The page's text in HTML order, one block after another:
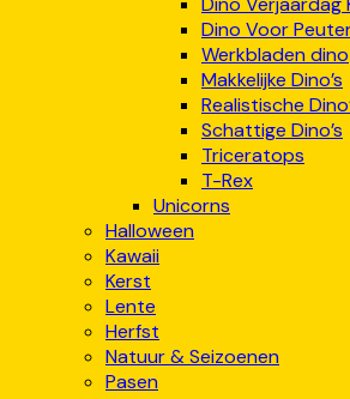
Dino Voor
Werkbladen dino
Makkelijke Dino’s
Realistische
Schattige Dino’s
Triceratops
T-Rex
Unicorns
Halloween
Kawaii
Kerst
Lente
Herfst
Natuur & Seizoenen
Pasen